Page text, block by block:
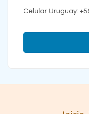
Celular Uruguay: